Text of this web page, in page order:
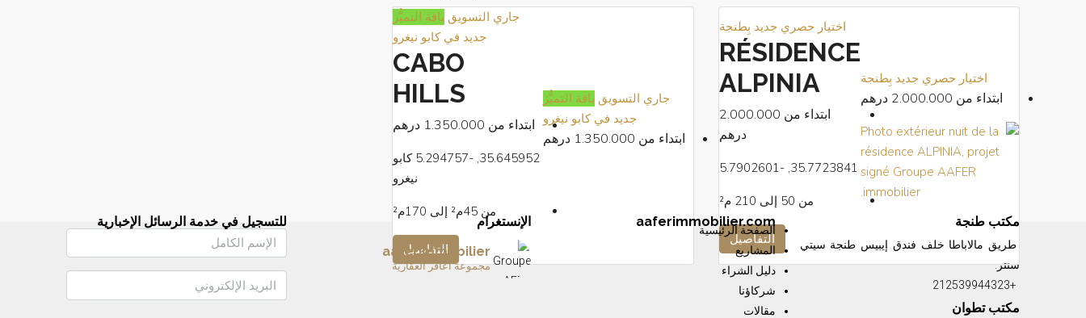
اختيار حصري جديد بِطنجة
ابتداء من 2.000.000 درهم
اختيار حصري جديد بِطنجة
RÉSIDENCE
ALPINIA
ابتداء من 2.000.000
درهم
35.7723841, -5.7902601
من 50 إلى 210 م²
التفاصيل
جاري التسويق باقة التميُّز
جديد في كابو نيغرو
ابتداء من 1.350.000 درهم
جاري التسويق باقة التميُّز
جديد في كابو نيغرو
CABO
HILLS
ابتداء من 1.350.000 درهم
35.645952, -5.294757 كابو
نيغرو
من 45م² إلى 170م²
التفاصيل
مكتب طنجة
طريق مالاباطا خلف فندق إيبيس طنجة سيتي
سنتر.
+212539944323
مكتب تطوان
aaferimmobilier.com
الصفحة الرئيسية
المشاريع
دليل الشراء
شركاؤنا
مقالات
الإنستغرام
aaferimmobilier
مجموعة أعافر العقارية
A remarkable home is more than a place to live—i
للتسجيل في خدمة الرسائل الإخبارية